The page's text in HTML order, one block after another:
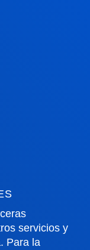
servicios y
Para la